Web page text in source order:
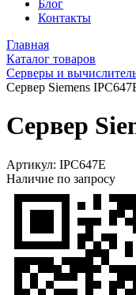
Блог
Контакты
Главная
Каталог товаров
Серверы и
Сервер Siemens
Сервер
Артикул: IPC647E
Наличие по запросу